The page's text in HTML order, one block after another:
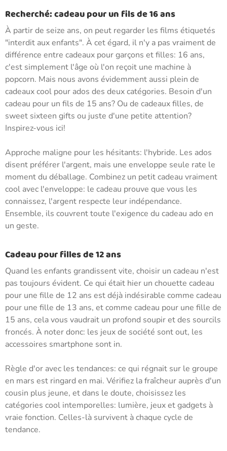
Recherché: cadeau pour un fils de 16 ans
À partir de seize ans, on peut regarder les films étiquetés
"interdit aux enfants". À cet égard, il n'y a pas vraiment de
différence entre cadeaux pour garçons et filles: 16 ans,
c'est simplement l'âge où l'on reçoit une machine à
popcorn. Mais nous avons évidemment aussi plein de
cadeaux cool pour ados des deux catégories. Besoin d'un
cadeau pour un fils de 15 ans? Ou de cadeaux filles, de
sweet sixteen gifts ou juste d'une petite attention?
Inspirez-vous ici!
Approche maligne pour les hésitants: l'hybride. Les ados
disent préférer l'argent, mais une enveloppe seule rate le
moment du déballage. Combinez un petit cadeau vraiment
cool avec l'enveloppe: le cadeau prouve que vous les
connaissez, l'argent respecte leur indépendance.
Ensemble, ils couvrent toute l'exigence du cadeau ado en
un geste.
Cadeau pour filles de 12 ans
Quand les enfants grandissent vite, choisir un cadeau n'est
pas toujours évident. Ce qui était hier un chouette cadeau
pour une fille de 12 ans est déjà indésirable comme cadeau
pour une fille de 13 ans, et comme cadeau pour une fille de
15 ans, cela vous vaudrait un profond soupir et des sourcils
froncés. À noter donc: les jeux de société sont out, les
accessoires smartphone sont in.
Règle d'or avec les tendances: ce qui régnait sur le groupe
en mars est ringard en mai. Vérifiez la fraîcheur auprès d'un
cousin plus jeune, et dans le doute, choisissez les
catégories cool intemporelles: lumière, jeux et gadgets à
vraie fonction. Celles-là survivent à chaque cycle de
tendance.